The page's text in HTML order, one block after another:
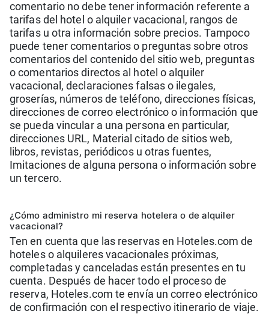
comentario no debe tener información referente a
tarifas del hotel o alquiler vacacional, rangos de
tarifas u otra información sobre precios. Tampoco
puede tener comentarios o preguntas sobre otros
comentarios del contenido del sitio web, preguntas
o comentarios directos al hotel o alquiler
vacacional, declaraciones falsas o ilegales,
groserías, números de teléfono, direcciones físicas,
direcciones de correo electrónico o información que
se pueda vincular a una persona en particular,
direcciones URL, Material citado de sitios web,
libros, revistas, periódicos u otras fuentes,
Imitaciones de alguna persona o información sobre
un tercero.
¿Cómo administro mi reserva hotelera o de alquiler
vacacional?
Ten en cuenta que las reservas en Hoteles.com de
hoteles o alquileres vacacionales próximas,
completadas y canceladas están presentes en tu
cuenta. Después de hacer todo el proceso de
reserva, Hoteles.com te envía un correo electrónico
de confirmación con el respectivo itinerario de viaje.